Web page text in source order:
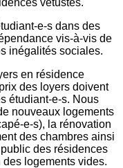
e-s dans des
vis-à-vis de
inégalités sociales.
en résidence
des loyers doivent
étudiant-e-s. Nous
nouveaux logements
e-s), la rénovation
des chambres ainsi
des résidences
logements vides.